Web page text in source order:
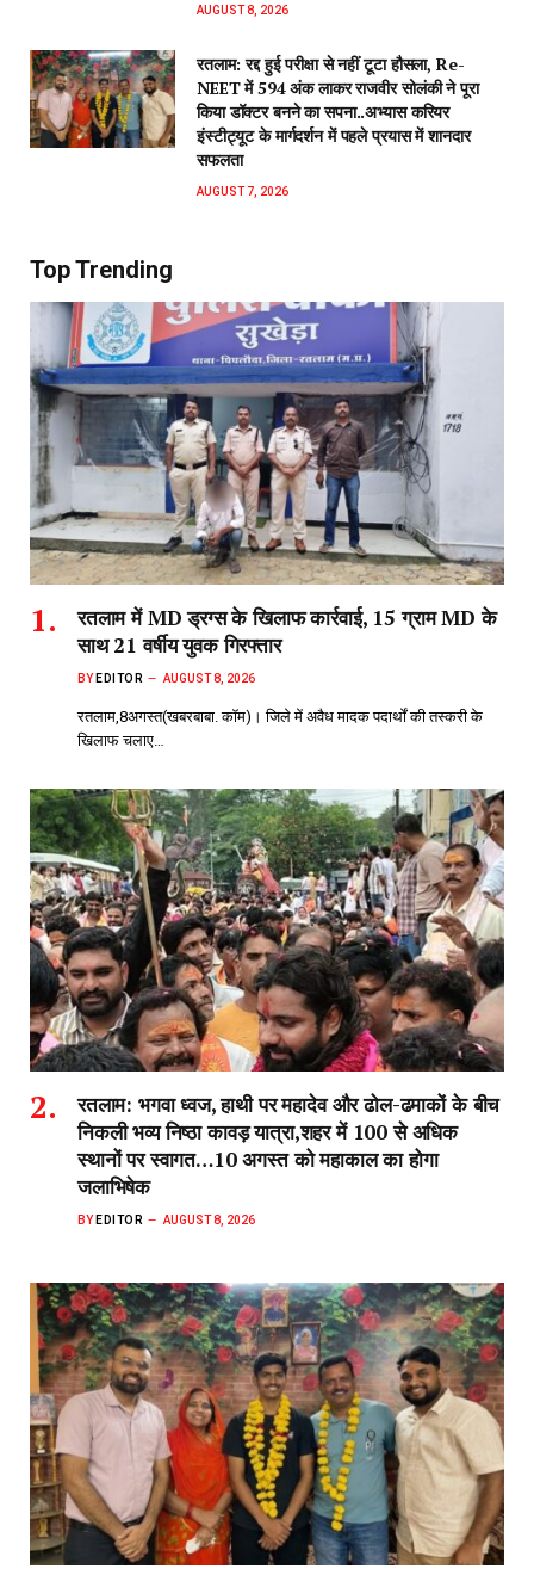
AUGUST 8, 2026
रतलाम: रद्द हुई परीक्षा से नहीं टूटा हौसला, Re-
NEET में 594 अंक लाकर राजवीर सोलंकी ने पूरा
किया डॉक्टर बनने का सपना..अभ्यास करियर
इंस्टीट्यूट के मार्गदर्शन में पहले प्रयास में शानदार
सफलता
AUGUST 7, 2026
Top Trending
रतलाम में MD ड्रग्स के खिलाफ कार्रवाई, 15 ग्राम MD के
साथ 21 वर्षीय युवक गिरफ्तार
BY EDITOR AUGUST 8, 2026
रतलाम,8अगस्त(खबरबाबा. कॉम)। जिले में अवैध मादक पदार्थों की तस्करी के
खिलाफ चलाए…
रतलाम: भगवा ध्वज, हाथी पर महादेव और ढोल-ढमाकों के बीच
निकली भव्य निष्ठा कावड़ यात्रा,शहर में 100 से अधिक
स्थानों पर स्वागत…10 अगस्त को महाकाल का होगा
जलाभिषेक
BY EDITOR AUGUST 8, 2026